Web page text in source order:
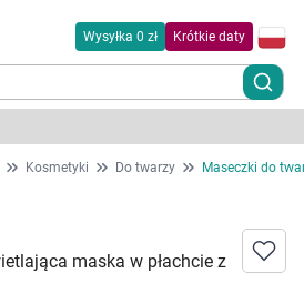
Wysyłka 0 zł Krótkie daty
Kosmetyki Do twarzy Maseczki do